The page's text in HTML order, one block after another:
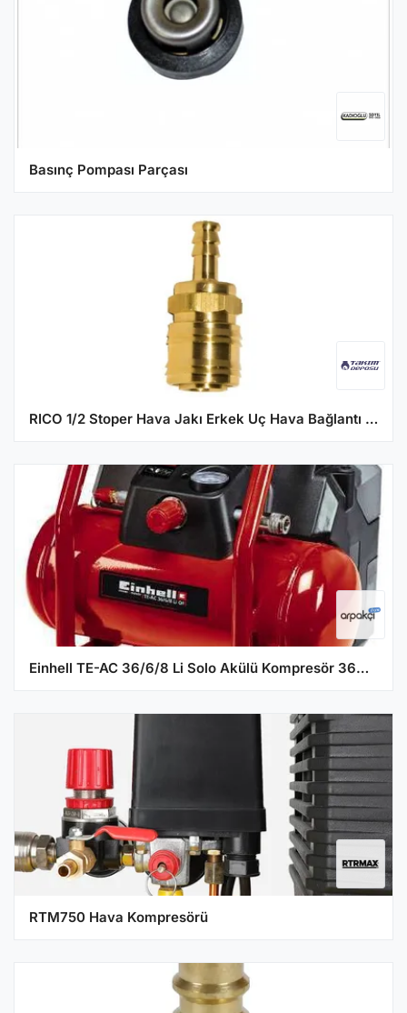
Basınç Pompası Parçası
RICO 1/2 Stoper Hava Jakı Erkek Uç Hava Bağlantı Aparatı
Einhell TE-AC 36/6/8 Li Solo Akülü Kompresör 36V Çift Akülü (AKÜ HARİÇ)
RTM750 Hava Kompresörü